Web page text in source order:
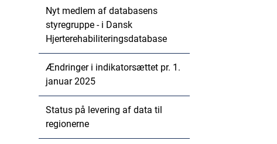
Nyt medlem af databasens
styregruppe - i Dansk
Hjerterehabiliteringsdatabase
Ændringer i indikatorsættet pr. 1.
januar 2025
Status på levering af data til
regionerne